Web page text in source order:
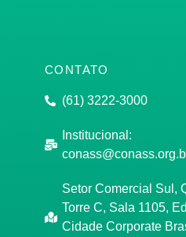
CONTATO
(61) 3222-3000
Institucional:
Setor Comercial Sul,
Torre C, Sala 1105,
Cidade Corporate